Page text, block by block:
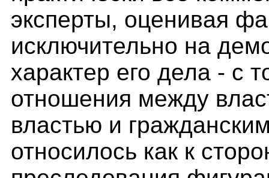
эксперты, оценивая
исключительно на
характер его дела - с
отношения между
властью и
относилось как к